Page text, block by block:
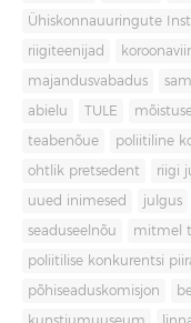
Ühiskonnauuringute
riigiteenijad
majandusvabadus
abielu TULE
teabenõue poliitiline
ohtlik pretsedent riigi
uued inimesed julgus
seaduseelnõu mitmel
poliitilise konkurentsi
põhiseaduskomisjon